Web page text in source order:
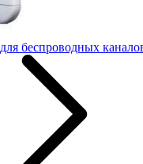
беспроводных